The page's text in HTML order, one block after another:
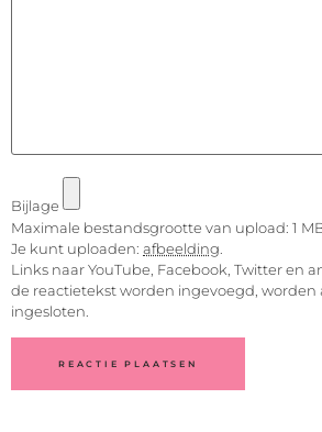
Bijlage
Maximale bestandsgrootte van upload: 1
Je kunt uploaden: afbeelding
Links naar YouTube, Facebook, Twitter en
de reactietekst worden ingevoegd, worden
ingesloten.